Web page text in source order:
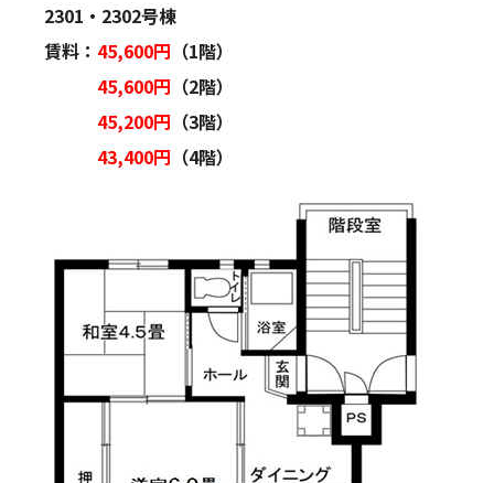
2301・2302号棟
賃料： 45,600円 （1階）
45,600円 （2階）
45,200円 （3階）
43,400円 （4階）